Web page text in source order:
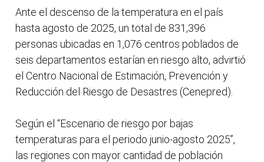
Ante el descenso de la temperatura en el país
hasta agosto de 2025, un total de 831,396
personas ubicadas en 1,076 centros poblados de
seis departamentos estarían en riesgo alto, advirtió
el Centro Nacional de Estimación, Prevención y
Reducción del Riesgo de Desastres (Cenepred).
Según el “Escenario de riesgo por bajas
temperaturas para el periodo junio-agosto 2025”,
las regiones con mayor cantidad de población